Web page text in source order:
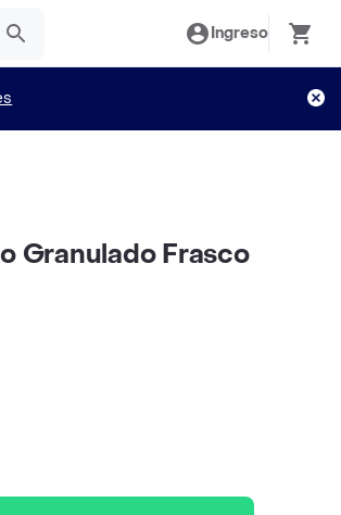
Ingreso
Granulado Frasco